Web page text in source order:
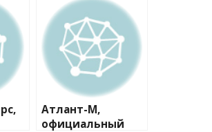
Атлант-М,
официальный